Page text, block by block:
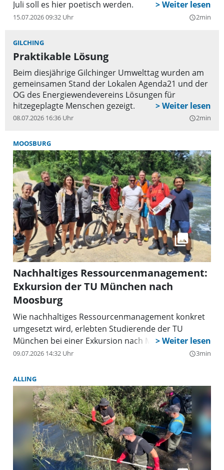
Juli soll es hier poetisch werden.
15.07.2026 09:32 Uhr query_builder2min
GILCHING
Praktikable Lösung
Beim diesjährige Gilchinger Umwelttag wurden am
gemeinsamen Stand der Lokalen Agenda21 und der
OG des Energiewendevereins Lösungen für
hitzegeplagte Menschen gezeigt.
08.07.2026 16:36 Uhr query_builder2min
MOOSBURG
Nachhaltiges Ressourcenmanagement:
Exkursion der TU München nach
Moosburg
Wie nachhaltiges Ressourcenmanagement konkret
umgesetzt wird, erlebten Studierende der TU
München bei einer Exkursion nach Moosburg.
09.07.2026 14:32 Uhr query_builder3min
ALLING